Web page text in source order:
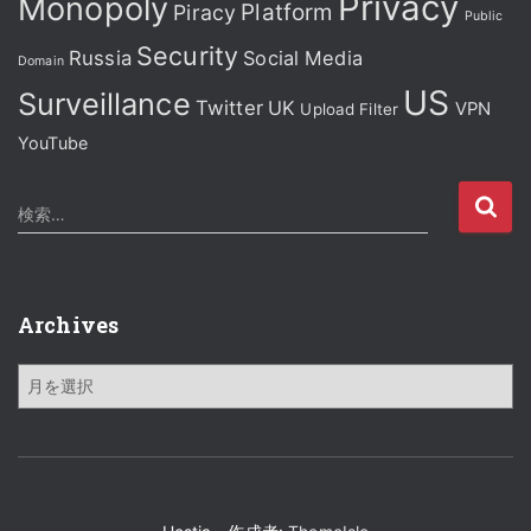
Monopoly Piracy Platform Public
Domain Russia Security Social Media
Surveillance Twitter UK Upload Filter US VPN
YouTube
検
索
検索…
Archives
h